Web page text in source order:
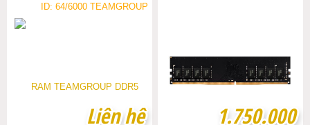
ID: 64/6000 TEAMGROUP
Liên hệ
Liên hệ 1.750.000
1.750.000